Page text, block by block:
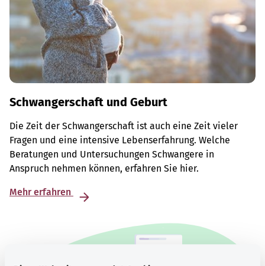
Schwangerschaft und Geburt
Die Zeit der Schwangerschaft ist auch eine Zeit vieler
Fragen und eine intensive Lebenserfahrung. Welche
Beratungen und Untersuchungen Schwangere in
Anspruch nehmen können, erfahren Sie hier.
Mehr erfahren